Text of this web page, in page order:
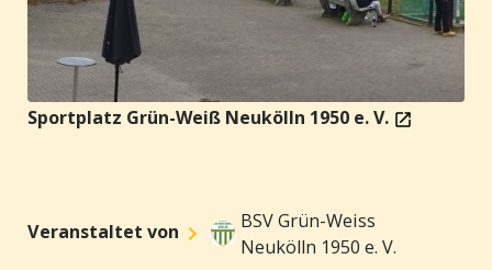
Sportplatz Grün-Weiß Neukölln 1950 e. V.
Veranstaltet von
BSV Grün-Weiss
Neukölln 1950 e. V.